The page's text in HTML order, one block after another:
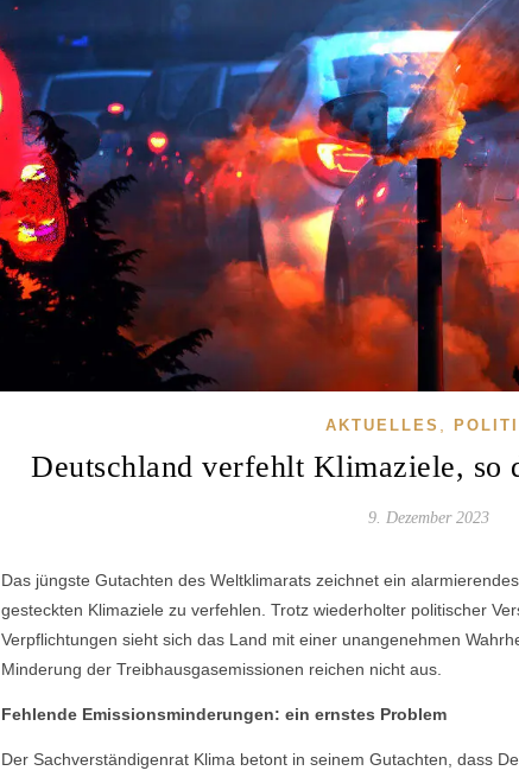
AKTUELLES
Deutschland verfehlt Klimaziele, so
9. Dezember 2023
Das jüngste Gutachten des Weltklimarats zeichnet ein
gesteckten Klimaziele zu verfehlen. Trotz wiederholter politischer
Verpflichtungen sieht sich das Land mit einer unangenehmen
Minderung der Treibhausgasemissionen reichen nicht aus.
Fehlende Emissionsminderungen: ein ernstes Problem
Der Sachverständigenrat Klima betont in seinem Gutachten, dass